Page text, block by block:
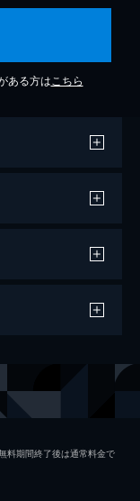
ある方は こちら
深津絵里
料期間終了後は通常料金で